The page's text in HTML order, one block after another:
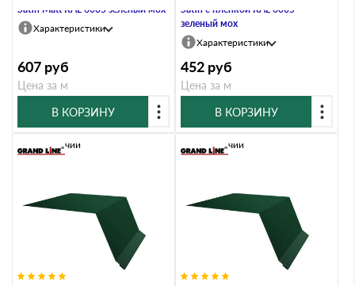
Satin Мatt RAL 6005 зеленый мох
Характеристики
607 руб
Цена за м
В КОРЗИНУ
Satin с пленкой RAL 6005
зеленый мох
Характеристики
452 руб
Цена за м
В КОРЗИНУ
В наличии В наличии